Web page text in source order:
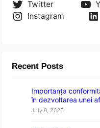
Twitter
Instagram
Recent Posts
Importanța
în dezvoltarea unei
July 8, 2026